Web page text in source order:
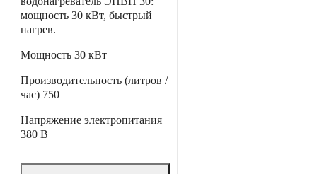
мощность 30 кВт, быстрый
нагрев.
Мощность 30 кВт
Производительность (литров /
час) 750
Напряжение электропитания
380 В